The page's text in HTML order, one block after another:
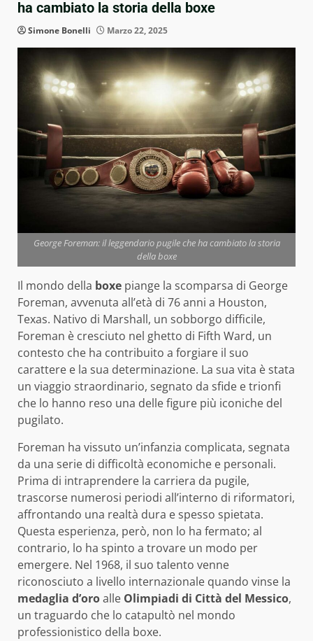
ha cambiato la storia della boxe
Simone Bonelli Marzo 22, 2025
George Foreman: il leggendario pugile che ha cambiato la storia
della boxe
Il mondo della boxe piange la scomparsa di George
Foreman, avvenuta all’età di 76 anni a Houston,
Texas. Nativo di Marshall, un sobborgo difficile,
Foreman è cresciuto nel ghetto di Fifth Ward, un
contesto che ha contribuito a forgiare il suo
carattere e la sua determinazione. La sua vita è stata
un viaggio straordinario, segnato da sfide e trionfi
che lo hanno reso una delle figure più iconiche del
pugilato.
Foreman ha vissuto un’infanzia complicata, segnata
da una serie di difficoltà economiche e personali.
Prima di intraprendere la carriera da pugile,
trascorse numerosi periodi all’interno di riformatori,
affrontando una realtà dura e spesso spietata.
Questa esperienza, però, non lo ha fermato; al
contrario, lo ha spinto a trovare un modo per
emergere. Nel 1968, il suo talento venne
riconosciuto a livello internazionale quando vinse la
medaglia d’oroalle Olimpiadi di Città del Messico,
un traguardo che lo catapultò nel mondo
professionistico della boxe.